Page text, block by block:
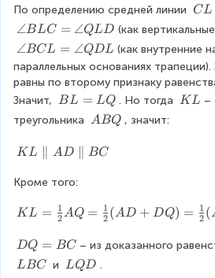
e
xt
{
о
б
щ
и
}
\
e
n
По определению средней линии C
L
L
D
CL
\
a
B
L
=
a
g
Q
L
∠BLC = ∠QLD (как
\
a
n
g
B
C
L
=
\
a
n
g
le
Q
∠BCL = ∠QDL (как внутренние
параллельных основаниях трапеции).
равны по второму признаку
Значит, B
L
L
BL = LQ . Но тогда \
KL –
треугольника \
A
ABQ , значит:
K
\
a
a
ll
KL ∥ AD ∥ BC
Кроме того:
K
=
\
KL = 2
1 AQ = 2
1 (AD + DQ) = 2
1 (
D
Q
DQ = BC – из доказанного
\
LBC и \
LQD .